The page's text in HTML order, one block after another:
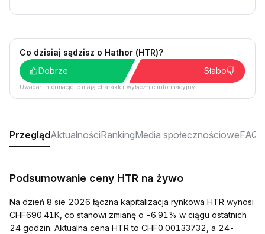
Co dzisiaj sądzisz o Hathor (HTR)?
Dobrze
Słabo
Uwaga: Informacje te mają charakter wyłącznie informacyjny.
PrzeglądAktualnościRankingMedia społecznościoweFAQ
Podsumowanie ceny HTR na żywo
Na dzień 8 sie 2026 łączna kapitalizacja rynkowa HTR wynosi
CHF690.41K, co stanowi zmianę o -6.91% w ciągu ostatnich
24 godzin. Aktualna cena HTR to CHF0.00133732, a 24-